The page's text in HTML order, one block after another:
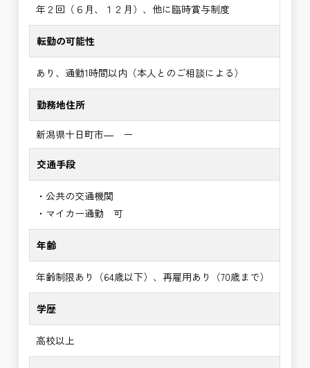
年２回（６月、１２月）、他に臨時賞与制度
転勤の可能性
あり、通勤1時間以内（本人とのご相談による）
勤務地住所
新潟県十日町市― ー
交通手段
・公共の交通機関
・マイカー通勤 可
年齢
年齢制限あり（64歳以下）、再雇用あり（70歳まで）
学歴
高校以上